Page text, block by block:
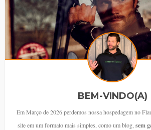
BEM-VINDO(A)
Em Março de 2026 perdemos nossa hospedagem no
site em um formato mais simples, como um blog, sem